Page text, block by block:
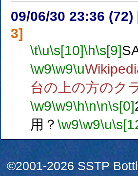
09/06/30 23:36 (72)
3]
\t\u\s[10]\h\s[9]
\w9\w9\u
台の上の方のク
\w9\w9\h\n\n\s[0]
用？ \w9\w9\u
©2001-2026 SSTP